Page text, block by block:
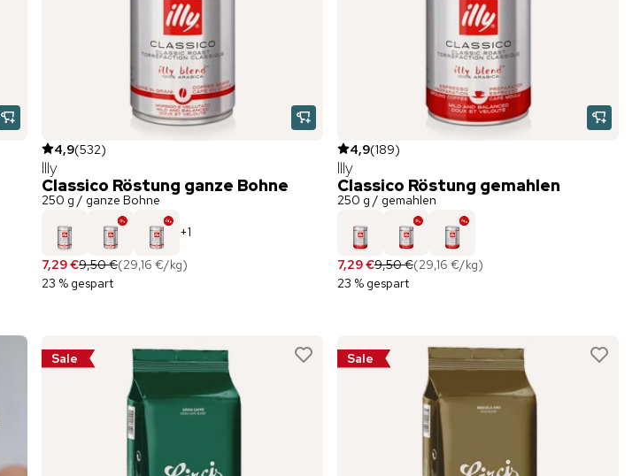
4,9(532)
Illy
Classico Röstung ganze Bohne
250 g / ganze Bohne
+1
7,29 €9,50 €(29,16 €/kg)
23 % gespart
4,9(189)
Illy
Classico Röstung gemahlen
250 g / gemahlen
7,29 €9,50 €(29,16 €/kg)
23 % gespart
Sale Sale